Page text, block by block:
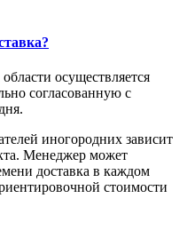
осуществляется
согласованную с
иногородних зависит
Менеджер может
доставка в каждом
стоимости